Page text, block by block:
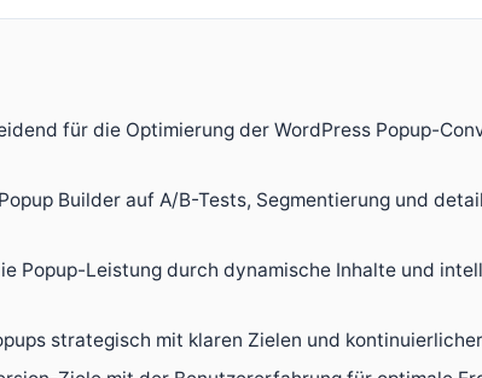
für die Optimierung der WordPress Popup-
Builder auf A/B-Tests, Segmentierung und
Popup-Leistung durch dynamische Inhalte und
strategisch mit klaren Zielen und